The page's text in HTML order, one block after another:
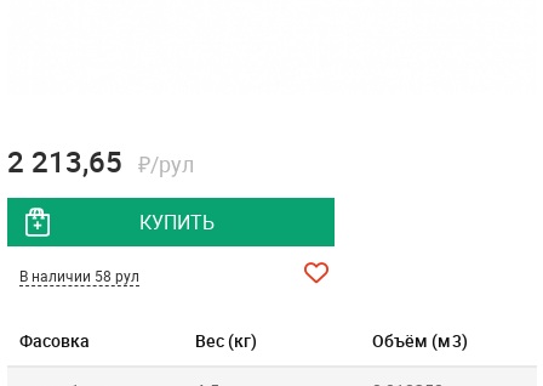
Фасовка Вес (кг) Объём (м3)
2 213,65 ₽/рул
КУПИТЬ
В наличии 58 рул